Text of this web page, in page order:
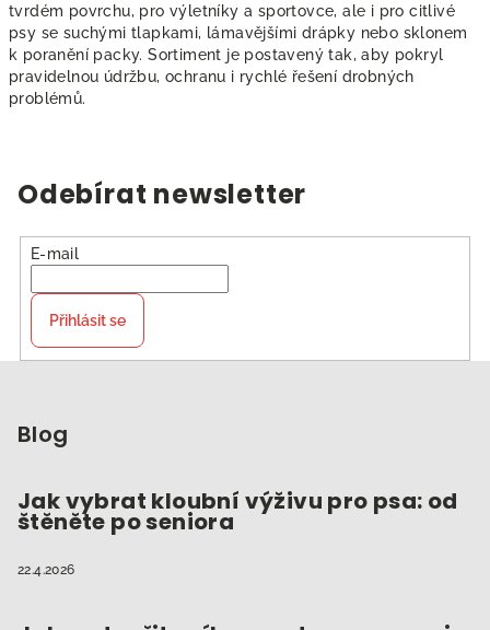
tvrdém povrchu, pro výletníky a sportovce, ale i pro citlivé
psy se suchými tlapkami, lámavějšími drápky nebo sklonem
k poranění packy. Sortiment je postavený tak, aby pokryl
pravidelnou údržbu, ochranu i rychlé řešení drobných
problémů.
Odebírat newsletter
E-mail
Přihlásit se
Blog
Jak vybrat kloubní výživu pro psa: od
štěněte po seniora
22.4.2026